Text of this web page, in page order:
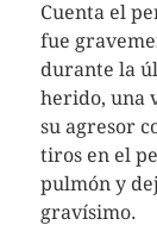
Cuenta el
fue
durante la
herido, una
su agresor
tiros en el
pulmón y
gravísimo.